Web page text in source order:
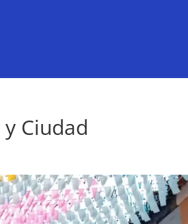
Ciudad